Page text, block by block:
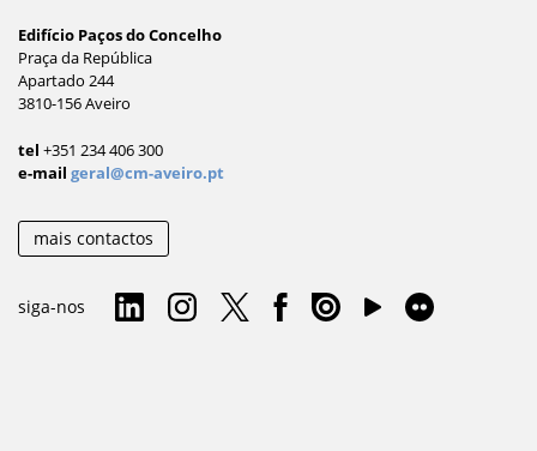
Edifício Paços do Concelho
Praça da República
Apartado 244
3810-156 Aveiro
tel +351 234 406 300
e-mail geral@cm-aveiro.pt
mais contactos
siga-nos